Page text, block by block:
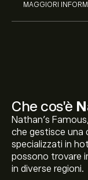
Che cos'è
Nathan's
che gestisce una
specializzati in
possono trovare
in diverse regioni.
MAGGIORI